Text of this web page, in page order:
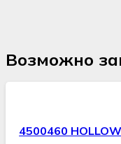
Возможно
4500460